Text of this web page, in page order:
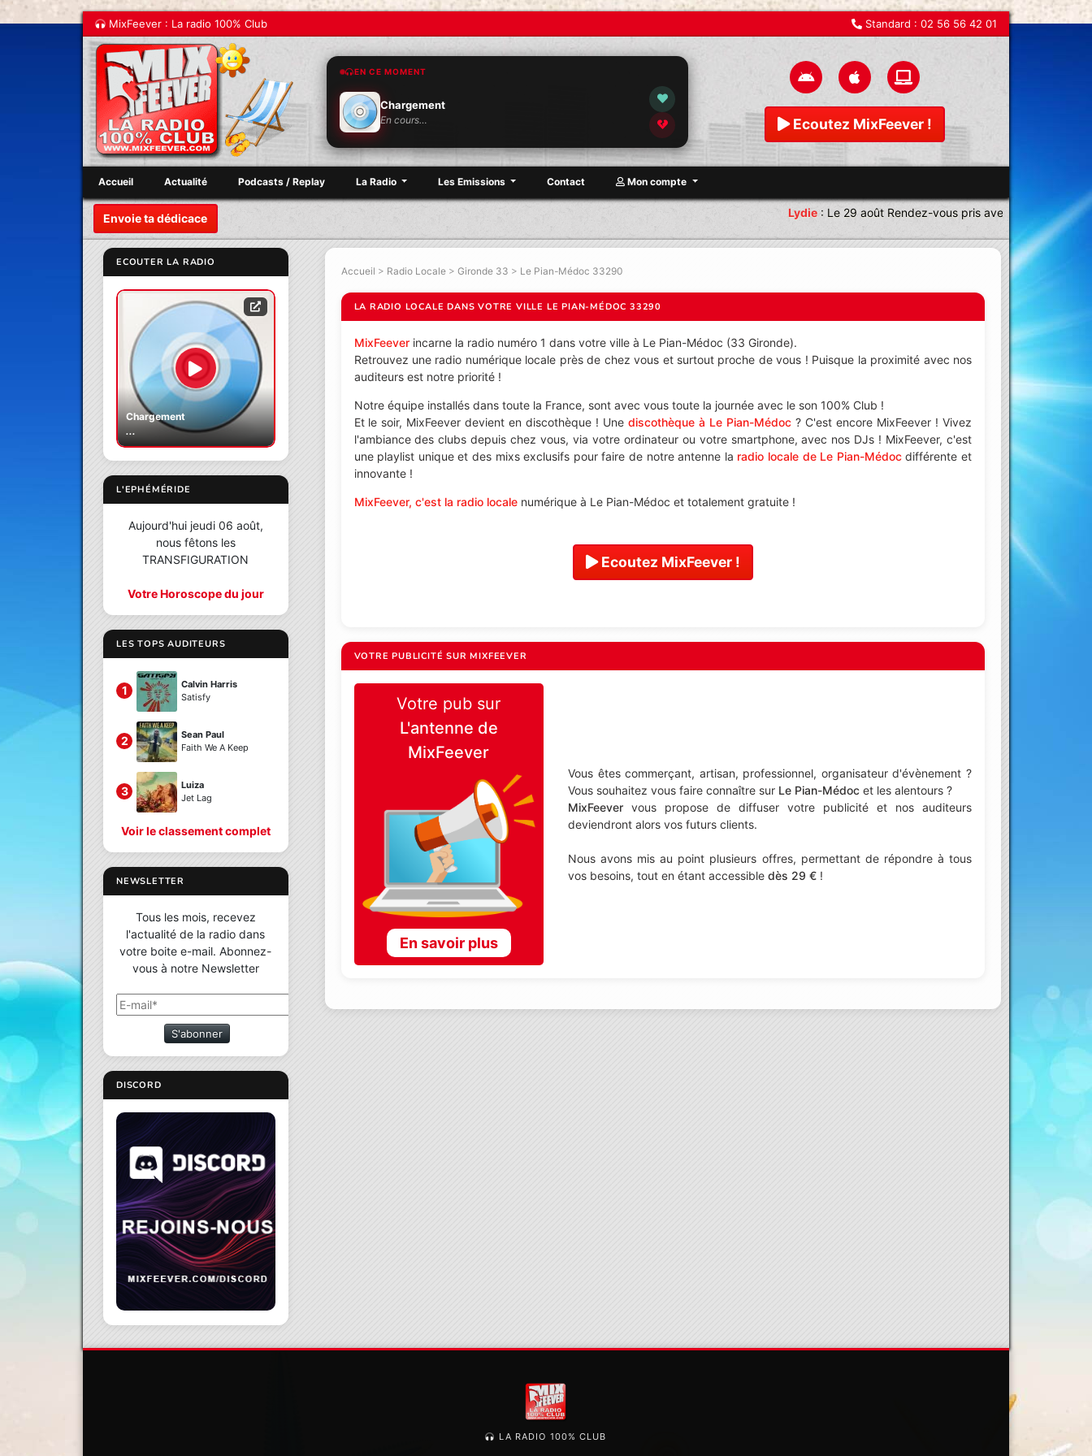
MixFeever : La radio 100% Club Standard : 02 56 56 42 01
EN CE MOMENT
Chargement
En cours… Ecoutez MixFeever !
Accueil Actualité Podcasts / Replay La Radio Les Emissions Contact Mon compte
Envoie ta dédicace Lydie:Le 29 août Rendez-vous pris avec une équipe
ECOUTER LA RADIO
Chargement
...
L'EPHÉMÉRIDE
Aujourd'hui jeudi 06 août,
nous fêtons les
TRANSFIGURATION
Votre Horoscope du jour
LES TOPS AUDITEURS
1
Calvin Harris
Satisfy
2
Sean Paul
Faith We A Keep
3
Luiza
Jet Lag
Voir le classement complet
NEWSLETTER
Tous les mois, recevez
l'actualité de la radio dans
votre boite e-mail. Abonnez-
vous à notre Newsletter
S'abonner
DISCORD
Accueil > Radio Locale> Gironde 33 > Le Pian-Médoc 33290
LA RADIO LOCALE DANS VOTRE VILLE LE PIAN-MÉDOC 33290
MixFeeverincarne la radio numéro 1 dans votre ville à Le Pian-Médoc (33 Gironde).
Retrouvez une radio numérique locale près de chez vous et surtout proche de vous ! Puisque la proximité avec nos
auditeurs est notre priorité !
Notre équipe installés dans toute la France, sont avec vous toute la journée avec le son 100% Club !
Et le soir, MixFeever devient en discothèque ! Unediscothèque à Le Pian-Médoc ? C'est encore MixFeever ! Vivez
l'ambiance des clubs depuis chez vous, via votre ordinateur ou votre smartphone, avec nos DJs ! MixFeever, c'est
une playlist unique et des mixs exclusifs pour faire de notre antenne la radio locale de Le Pian-Médocdifférente et
innovante !
MixFeever, c'est la radio localenumérique à Le Pian-Médoc et totalement gratuite !
Ecoutez MixFeever !
VOTRE PUBLICITÉ SUR MIXFEEVER
Votre pub sur
L'antenne de
MixFeever
En savoir plus
Vous êtes commerçant, artisan, professionnel, organisateur d'évènement ?
Vous souhaitez vous faire connaître sur Le Pian-Médoc et les alentours ?
MixFeever vous propose de diffuser votre publicité et nos auditeurs
deviendront alors vos futurs clients.
Nous avons mis au point plusieurs offres, permettant de répondre à tous
vos besoins, tout en étant accessibledès 29 € !
LA RADIO 100% CLUB